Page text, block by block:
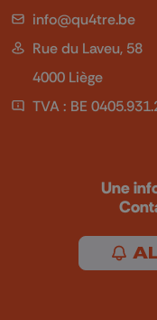
info@qu4tre.be
Rue du Laveu, 58
4000 Liège
TVA : BE
Une